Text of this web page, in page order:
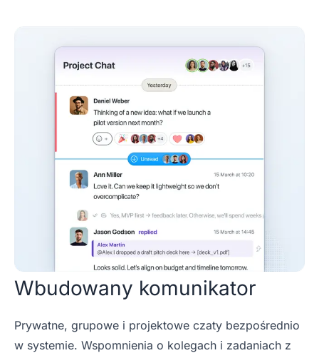
Wbudowany komunikator
Prywatne, grupowe i projektowe czaty bezpośrednio
w systemie. Wspomnienia o kolegach i zadaniach z